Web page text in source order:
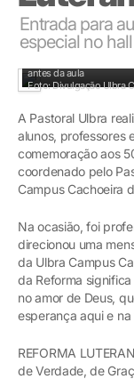
Entrada para
especial no hall
antes da aula
Foto: Divulgação Ulbra
A Pastoral Ulbra
alunos, professores
comemoração aos
coordenado pelo
Campus Cachoeira
Na ocasião, foi
direcionou uma
da Ulbra Campus
da Reforma
no amor de Deus,
esperança aqui e
REFORMA
de Verdade, de